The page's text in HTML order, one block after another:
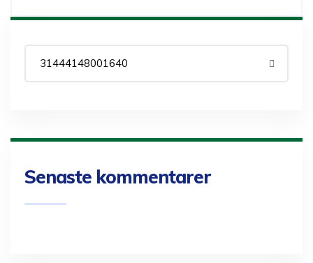
Senaste kommentarer